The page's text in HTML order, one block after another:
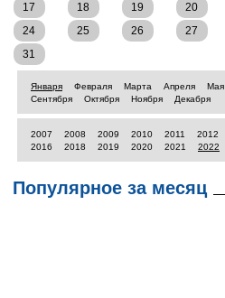
17
18 19 20
24
25 26 27
31
Января Февраля Марта Апреля Мая
Сентября
Октября Ноября Декабря
2007 2008 2009 2010 2011 2012
2016
2018 2019 2020 2021 2022
Популярное за месяц